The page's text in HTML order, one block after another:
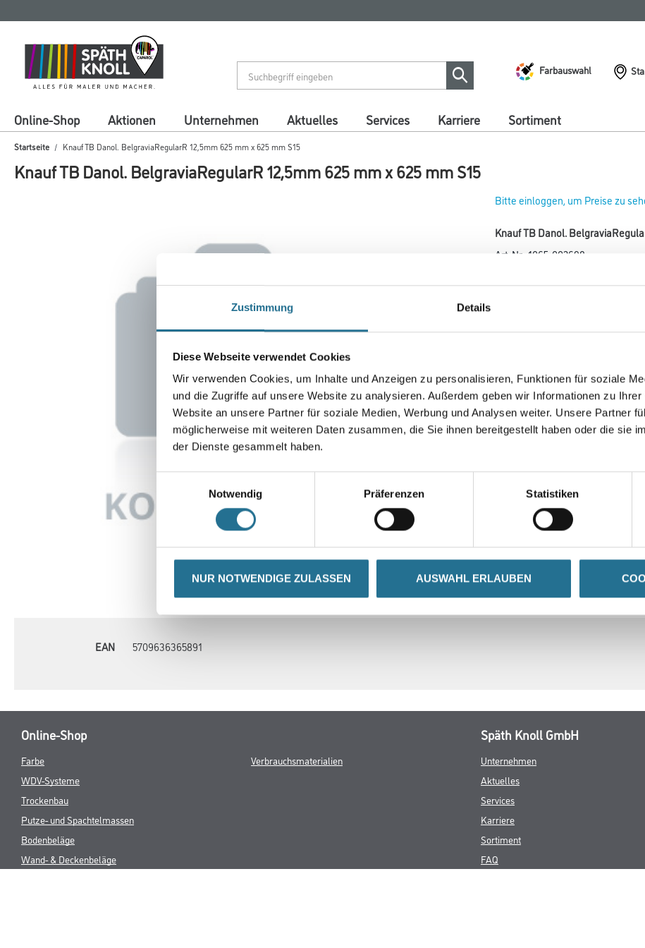
Zustimmung Details
Diese Webseite verwendet Cookies
Wir verwenden Cookies, um Inhalte und Anzeigen zu personalisieren, Funktionen für soziale
und die Zugriffe auf unsere Website zu analysieren. Außerdem geben wir Informationen zu Ihrer
Website an unsere Partner für soziale Medien, Werbung und Analysen weiter. Unsere Partner
möglicherweise mit weiteren Daten zusammen, die Sie ihnen bereitgestellt haben oder die sie
der Dienste gesammelt haben.
Notwendig
Präferenzen Statistiken
NUR NOTWENDIGE ZULASSEN AUSWAHL ERLAUBEN
springen
springen
Farbauswahl
Online-Shop Aktionen Unternehmen Aktuelles Services Karriere Sortiment
Startseite Knauf TB Danol. BelgraviaRegularR 12,5mm 625 mm x 625 mm S15
Knauf TB Danol. BelgraviaRegularR 12,5mm 625 mm x 625 mm S15
Bitte einloggen, um Preise zu
Knauf TB Danol.
Art-Nr.: 1065-002698
CURRENT
TAB:
ZUSATZINFOS GEFAHRENHINWEISE
EAN 5709636365891
Online-Shop
Farbe
WDV-Systeme
Trockenbau
Putze- und Spachtelmassen
Bodenbeläge
Wand- & Deckenbeläge
Verbrauchsmaterialien
Späth Knoll GmbH
Unternehmen
Aktuelles
Services
Karriere
Sortiment
FAQ